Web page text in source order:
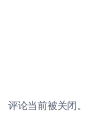
评论当前被关闭。